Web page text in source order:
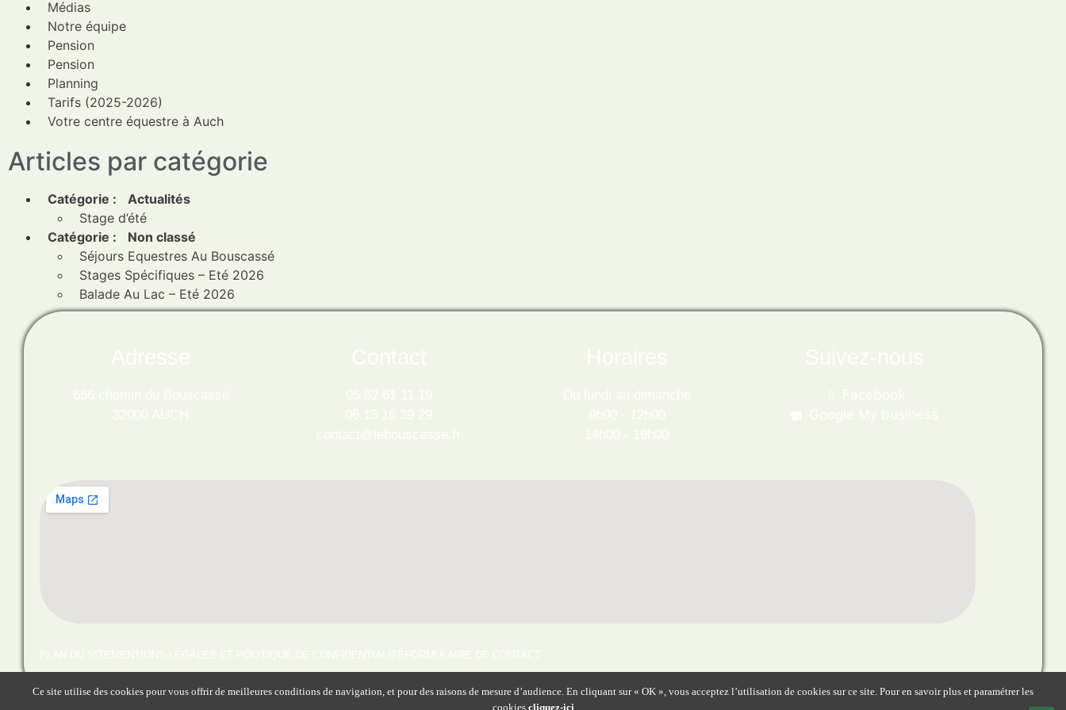
Médias
Notre équipe
Pension
Pension
Planning
Tarifs (2025-2026)
Votre centre équestre à Auch
Articles par catégorie
Catégorie :
Actualités
Stage d’été
Catégorie :
Non classé
Séjours Equestres Au Bouscassé
Stages Spécifiques – Eté 2026
Balade Au Lac – Eté 2026
Ce site utilise des cookies pour vous offrir de meilleures conditions de navigation, et pour des raisons de mesure d’audience. En cliquant sur « OK », vous acceptez l’utilisation de cookies sur ce site. Pour en savoir plus et paramétrer les
cookies cliquez-ici